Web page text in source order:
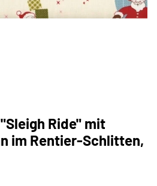
Ride" mit
im Rentier-Schlitten,